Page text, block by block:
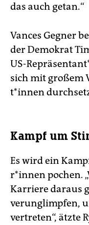
das auch getan.“
Vances Gegner
der Demokrat
US-
sich mit großem
t*in­nen
Kampf um
Es wird ein
r*in­nen­ pochen.
Karriere daraus
verunglimpfen,
vertreten“, ätzte